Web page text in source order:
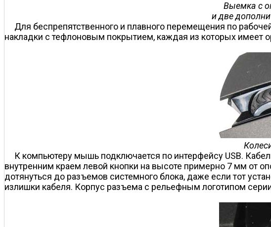
Выемка с
и две
Для беспрепятственного и плавного перемещения по
накладки с тефлоновым покрытием, каждая из которых имеет
К компьютеру мышь подключается по интерфейсу USB.
внутренним краем левой кнопки на высоте примерно 7 мм от
дотянуться до разъемов системного блока, даже если тот
излишки кабеля. Корпус разъема с рельефным логотипом серии